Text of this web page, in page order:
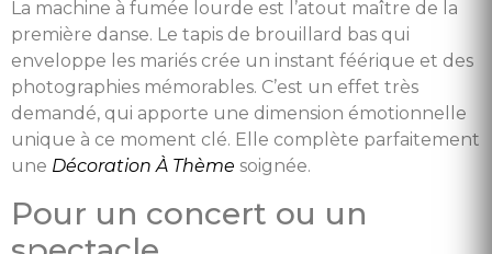
La machine à fumée lourde est l’atout maître de la
première danse. Le tapis de brouillard bas qui
enveloppe les mariés crée un instant féérique et des
photographies mémorables. C’est un effet très
demandé, qui apporte une dimension émotionnelle
unique à ce moment clé. Elle complète parfaitement
une Décoration À Thème soignée.
Pour un concert ou un